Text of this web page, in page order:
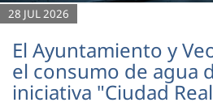
28 JUL 2026
El Ayuntamiento y
el consumo de agua
iniciativa "Ciudad